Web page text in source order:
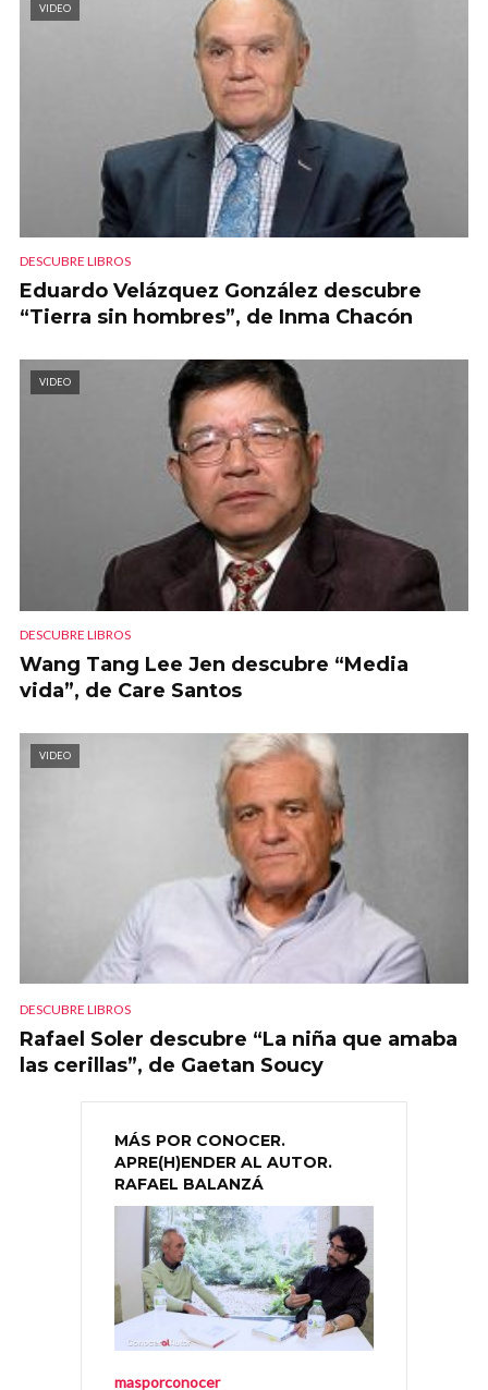
VIDEO
DESCUBRE LIBROS
Eduardo Velázquez González descubre
“Tierra sin hombres”, de Inma Chacón
VIDEO
DESCUBRE LIBROS
Wang Tang Lee Jen descubre “Media
vida”, de Care Santos
VIDEO
DESCUBRE LIBROS
Rafael Soler descubre “La niña que amaba
las cerillas”, de Gaetan Soucy
MÁS POR CONOCER.
APRE(H)ENDER AL AUTOR.
RAFAEL BALANZÁ
masporconocer